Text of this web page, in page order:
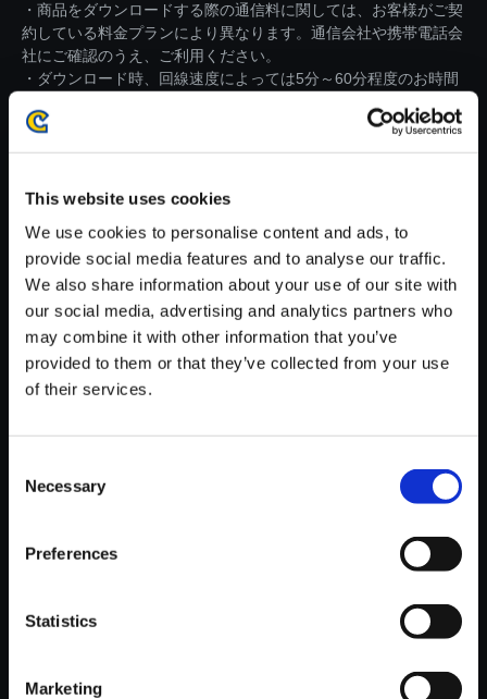
This website uses cookies
We use cookies to personalise content and ads, to
provide social media features and to analyse our traffic.
We also share information about your use of our site with
our social media, advertising and analytics partners who
may combine it with other information that you’ve
provided to them or that they’ve collected from your use
of their services.
Selection
Necessary
Preferences
Statistics
Marketing
・商品をダウンロードする際の通信料に関しては、お客様がご契
約している料金プランにより異なります。通信会社や携帯電話会
社にご確認のうえ、ご利用ください。
・ダウンロード時、回線速度によっては5分～60分程度のお時間
※ご購入いただいたファイルのダウンロードの際には、通信環境
【単曲】ロックマン ゼロ3 オリ
ジナルサウンドトラック 魔神降
臨
おすすめ商品